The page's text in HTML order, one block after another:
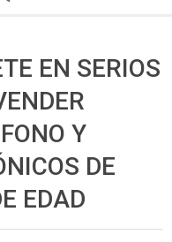
EN SERIOS
Y
DE
EDAD